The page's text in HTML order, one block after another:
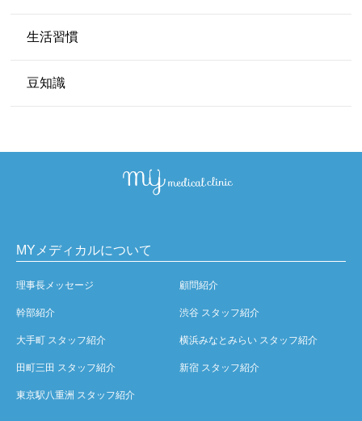
生活習慣
豆知識
MYメディカルについて
理事長メッセージ 顧問紹介
幹部紹介 渋谷 スタッフ紹介
大手町 スタッフ紹介 横浜みなとみらい スタッフ紹介
田町三田 スタッフ紹介 新宿 スタッフ紹介
東京駅八重洲 スタッフ紹介